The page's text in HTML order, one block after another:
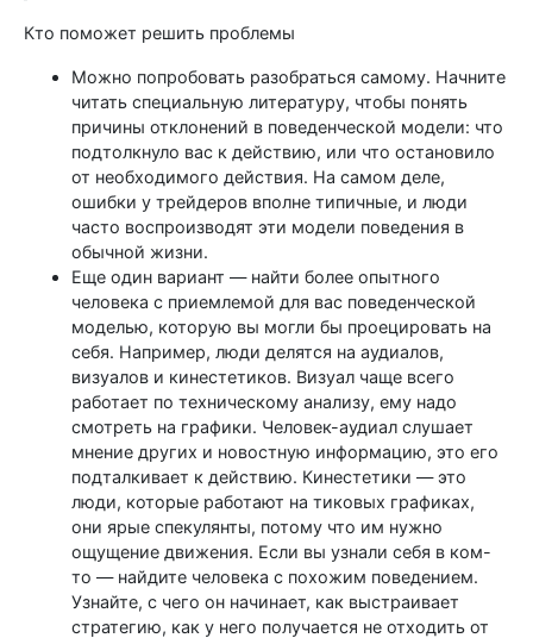
Кто поможет решить проблемы
Можно попробовать разобраться самому. Начните
читать специальную литературу, чтобы понять
причины отклонений в поведенческой модели: что
подтолкнуло вас к действию, или что остановило
от необходимого действия. На самом деле,
ошибки у трейдеров вполне типичные, и люди
часто воспроизводят эти модели поведения в
обычной жизни.
Еще один вариант — найти более опытного
человека с приемлемой для вас поведенческой
моделью, которую вы могли бы проецировать на
себя. Например, люди делятся на аудиалов,
визуалов и кинестетиков. Визуал чаще всего
работает по техническому анализу, ему надо
смотреть на графики. Человек-аудиал слушает
мнение других и новостную информацию, это его
подталкивает к действию. Кинестетики — это
люди, которые работают на тиковых графиках,
они ярые спекулянты, потому что им нужно
ощущение движения. Если вы узнали себя в ком-
то — найдите человека с похожим поведением.
Узнайте, с чего он начинает, как выстраивает
стратегию, как у него получается не отходить от